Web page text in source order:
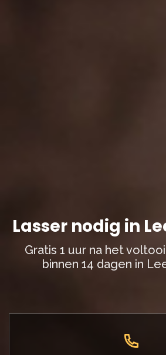
Lasser nodig in
Gratis 1 uur na het
binnen 14 dagen in